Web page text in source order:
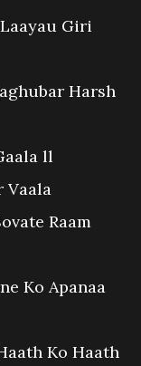
Giri
Harsh
ll
Vaala
Raam
Ko Apanaa
Ko Haath